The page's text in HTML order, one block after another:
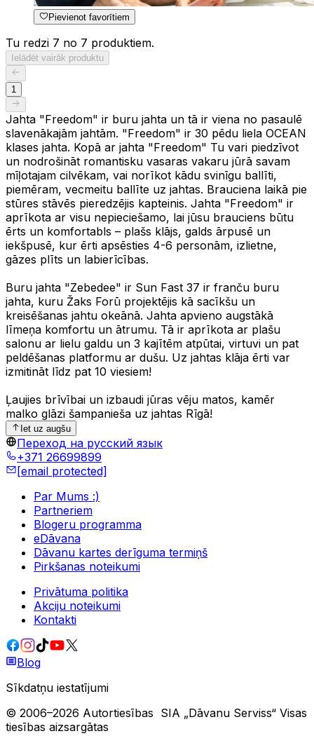
Pievienot favorītiem
Tu redzi 7 no 7 produktiem.
Ielādēt vairāk produktu
1
Jahta "Freedom" ir buru jahta un tā ir viena no pasaulē
slavenākajām jahtām. "Freedom" ir 30 pēdu liela OCEAN
klases jahta. Kopā ar jahta "Freedom" Tu vari piedzīvot
un nodrošināt romantisku vasaras vakaru jūrā savam
mīļotajam cilvēkam, vai norīkot kādu svinīgu ballīti,
piemēram, vecmeitu ballīte uz jahtas. Brauciena laikā pie
stūres stāvēs pieredzējis kapteinis. Jahta "Freedom" ir
aprīkota ar visu nepieciešamo, lai jūsu brauciens būtu
ērts un komfortabls – plašs klājs, galds ārpusē un
iekšpusē, kur ērti apsēsties 4-6 personām, izlietne,
gāzes plīts un labierīcības.
Buru jahta "Zebedee" ir Sun Fast 37 ir franču buru
jahta, kuru Žaks Forū projektējis kā sacīkšu un
kreisēšanas jahtu okeānā. Jahta apvieno augstākā
līmeņa komfortu un ātrumu. Tā ir aprīkota ar plašu
salonu ar lielu galdu un 3 kajītēm atpūtai, virtuvi un pat
peldēšanas platformu ar dušu. Uz jahtas klāja ērti var
izmitināt līdz pat 10 viesiem!
Ļaujies brīvībai un izbaudi jūras vēju matos, kamēr
malko glāzi šampanieša uz jahtas Rīgā!
Iet uz augšu
Переход на русский язык
+371 26699899
[email protected]
Par Mums :)
Partneriem
Blogeru programma
eDāvana
Dāvanu kartes derīguma termiņš
Pirkšanas noteikumi
Privātuma politika
Akciju noteikumi
Kontakti
Blog
Sīkdatņu iestatījumi
© 2006–2026 Autortiesības SIA „Dāvanu Serviss“ Visas
tiesības aizsargātas